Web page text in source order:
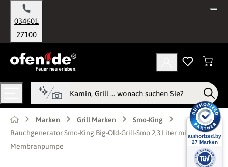
springen
034601
27100
Marken Grill Marken
Smo-King
Rauchgenerator Smo-King Big-Old-Grill-Smo 2,3 Liter mit 230 V
Membranpumpe